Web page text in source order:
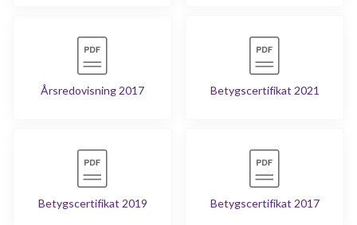
Årsredovisning 2017 Betygscertifikat 2021
Betygscertifikat 2019 Betygscertifikat 2017